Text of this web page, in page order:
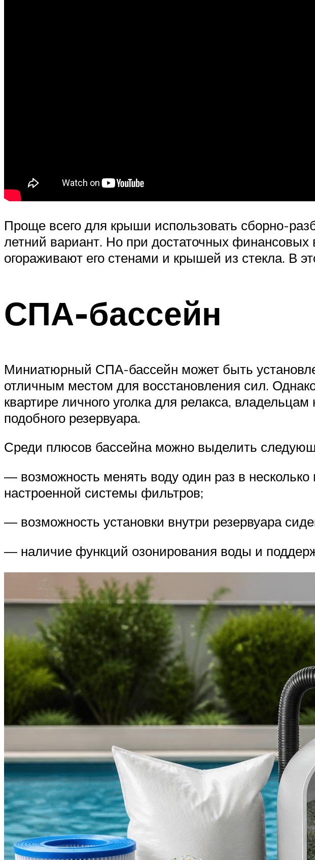
Проще всего для крыши использовать сборно-
летний вариант. Но при достаточных финансовых
огораживают его стенами и крышей из стекла. В
СПА-бассейн
Миниатюрный СПА-бассейн может быть
отличным местом для восстановления сил.
квартире личного уголка для релакса,
подобного резервуара.
Среди плюсов бассейна можно выделить
— возможность менять воду один раз в
настроенной системы фильтров;
— возможность установки внутри резервуара
— наличие функций озонирования воды и